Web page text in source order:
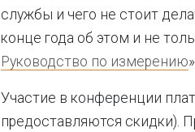
службы и чего не стоит
конце года об этом и не
Руководство по измерению
Участие в конференции
предоставляются скидки).